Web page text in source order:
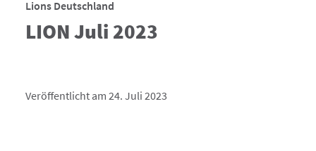
Lions Deutschland
LION Juli 2023
Veröffentlicht am 24. Juli 2023